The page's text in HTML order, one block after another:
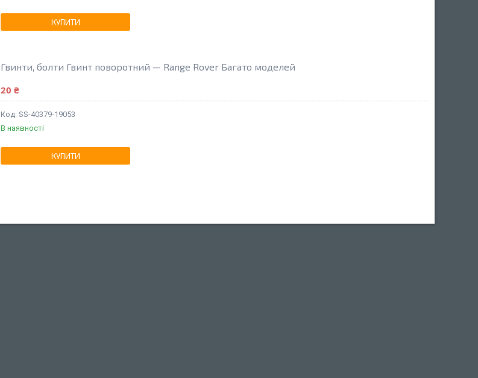
КУПИТИ
Гвинти, болти Гвинт поворотний — Range Rover Багато моделей
20 ₴
SS-40379-19053
В наявності
КУПИТИ